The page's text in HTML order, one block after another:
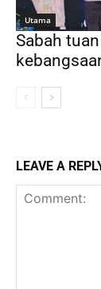
Utama
Sabah
LEAVE A